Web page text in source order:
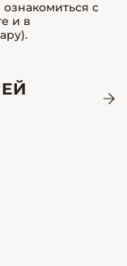
с
и в